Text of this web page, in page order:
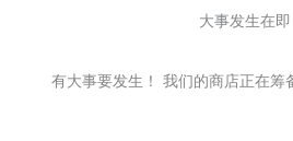
大事发生在即
有大事要发生！ 我们的商店正在筹